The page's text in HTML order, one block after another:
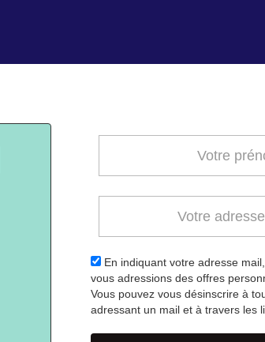
En indiquant votre adresse
vous adressions des offres
Vous pouvez vous désinscrire à
adressant un mail et à travers les